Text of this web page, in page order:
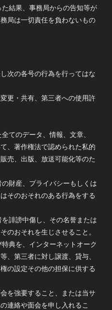
結果、事務局からの告知等が
局は一切責任を負わないもの
次の各号の行為を行ってはな
更・共有、第三者への使用許
てのデータ、情報、文章、
、著作権法で認められた私的
売、出版、放送可能化等のた
財産、プライバシーもしくは
そのおそれのある行為をする
誹謗中傷し、その名誉または
のおそれを生じさせること。
典を、インターネットオーク
、第三者に対し譲渡、貸与、
の設定その他の担保に供する
を強要すること、または当サ
連絡や面会を申し入れるこ